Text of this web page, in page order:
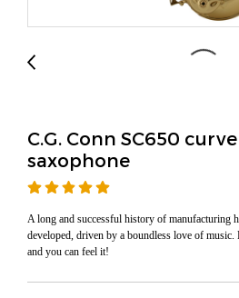
C.G. Conn SC650
saxophone
A long and successful history of manufacturing
developed, driven by a boundless love of
and you can feel it!